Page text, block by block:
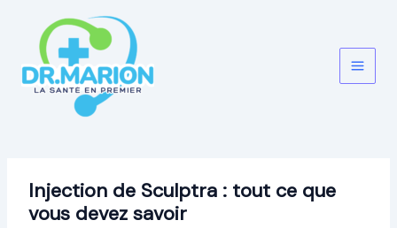
contenu
Injection de Sculptra : tout ce que
vous devez savoir